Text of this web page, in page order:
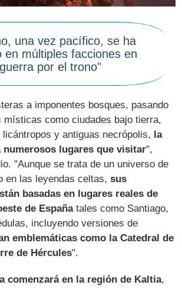
una vez pacífico, se ha
en múltiples facciones en
guerra por el trono"
a imponentes bosques, pasando
místicas como ciudades bajo tierra,
y antiguas necrópolis, la
numerosos lugares que visitar",
"Aunque se trata de un universo de
en las leyendas celtas,sus
basadas en lugares reales de
de Españatales como Santiago,
incluyendo versiones de
emblemáticas como la Catedral de
de Hércules".
comenzará en la región de Kaltia,